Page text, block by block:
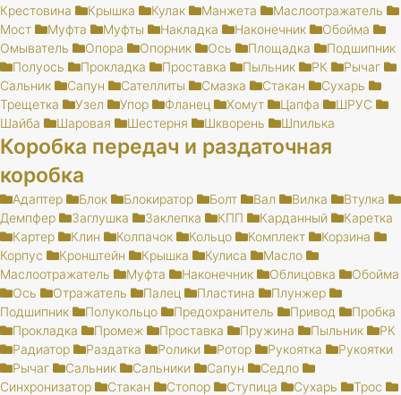
Крестовина
Крышка Кулак Манжета
Маслоотражатель
Мост
Муфта Муфты Накладка Наконечник
Обойма
Омыватель
Опора Опорник Ось Площадка
Подшипник
Полуось
Прокладка Проставка Пыльник РК
Рычаг
Сальник
Сапун Сателлиты Смазка Стакан
Сухарь
Трещетка
Узел Упор Фланец Хомут Цапфа
ШРУС
Шайба
Шаровая Шестерня Шкворень Шпилька
Коробка передач и раздаточная
коробка
Адаптер Блок Блокиратор Болт Вал Вилка
Втулка
Демпфер
Заглушка Заклепка КПП Карданный
Каретка
Картер
Клин Колпачок Кольцо Комплект
Корзина
Корпус
Кронштейн Крышка Кулиса
Масло
Маслоотражатель
Муфта Наконечник Облицовка
Обойма
Ось
Отражатель Палец Пластина
Плунжер
Подшипник
Полукольцо Предохранитель Привод
Пробка
Прокладка
Промеж Проставка Пружина Пыльник
РК
Радиатор
Раздатка Ролики Ротор Рукоятка
Рукоятки
Рычаг
Сальник Сальники Сапун
Седло
Синхронизатор
Стакан Стопор Ступица Сухарь Трос